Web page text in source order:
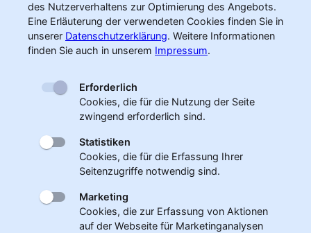
des Nutzerverhaltens zur Optimierung des Angebots.
Eine Erläuterung der verwendeten Cookies finden Sie in
unserer Datenschutzerklärung. Weitere Informationen
finden Sie auch in unserem Impressum.
Erforderlich
Cookies, die für die Nutzung der Seite
zwingend erforderlich sind.
Statistiken
Cookies, die für die Erfassung Ihrer
Seitenzugriffe notwendig sind.
Marketing
Cookies, die zur Erfassung von Aktionen
auf der Webseite für Marketinganalysen